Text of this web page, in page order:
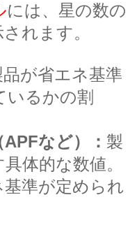
には、星の数の
れます。
品が省エネ基準
いるかの割
など）： 製
体的な数値。
準が定められ